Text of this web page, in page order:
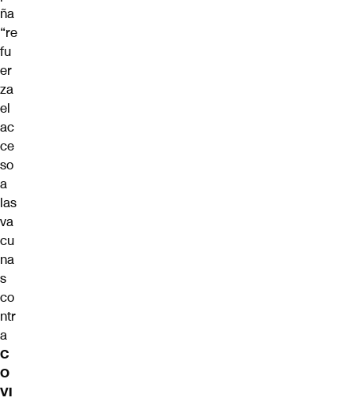
ña
“re
fu
er
za
el
ac
ce
so
a
las
va
cu
na
s
co
ntr
a
C
O
VI